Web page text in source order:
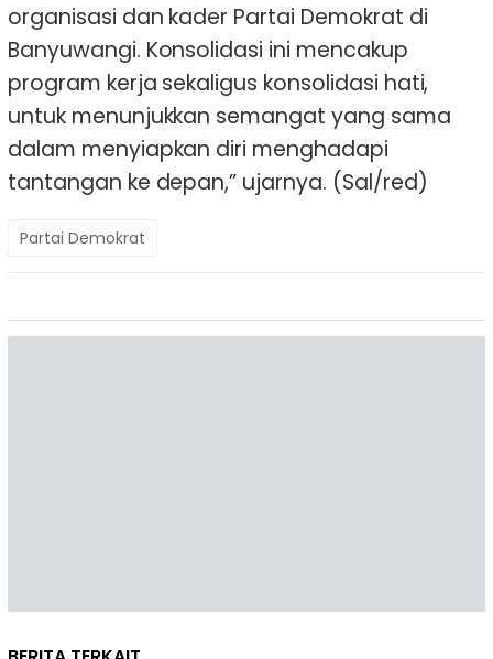
organisasi dan kader Partai Demokrat di
Banyuwangi. Konsolidasi ini mencakup
program kerja sekaligus konsolidasi hati,
untuk menunjukkan semangat yang sama
dalam menyiapkan diri menghadapi
tantangan ke depan,” ujarnya. (Sal/red)
Partai Demokrat